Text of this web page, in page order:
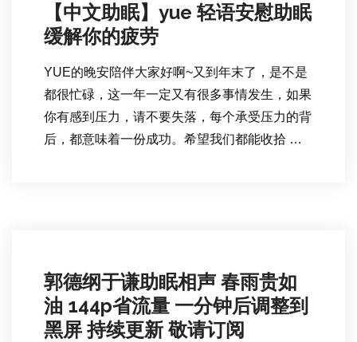
【中文助眠】yue 轻语安慰助眠
缓解你的疲劳
YUE的晚安陪伴大家好啊~又到年末了，是不是
都很忙碌，这一年一定又有很多事情发生，如果
你有感到压力，请不要失落，每个承受压力的背
后，都意味着一份成功。希望我们都能收拾 …
郭德纲于谦助眠相声 春雨贵如
油 144p省流量 一分钟后调整到
黑屏 持续更新 敬请订阅